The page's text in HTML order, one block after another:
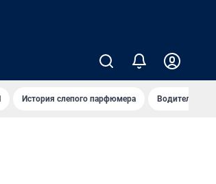
История слепого парфюмера Водители